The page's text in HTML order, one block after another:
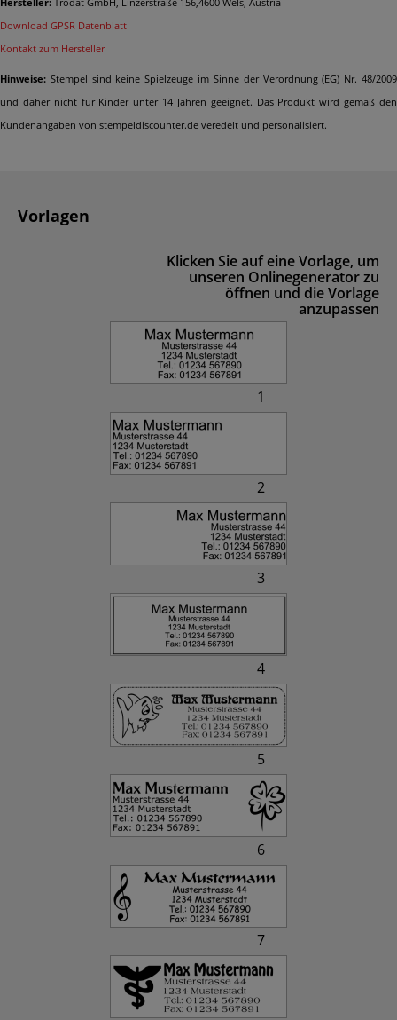
Download GPSR Datenblatt
Kontakt zum Hersteller
Hinweise: Stempel sind keine Spielzeuge im Sinne der Verordnung (EG) Nr. 48/2009
und daher nicht für Kinder unter 14 Jahren geeignet. Das Produkt wird gemäß den
Kundenangaben von stempeldiscounter.de veredelt und personalisiert.
Vorlagen
Klicken Sie auf eine Vorlage, um
unseren Onlinegenerator zu
öffnen und die Vorlage
anzupassen
1
2
3
4
5
6
7